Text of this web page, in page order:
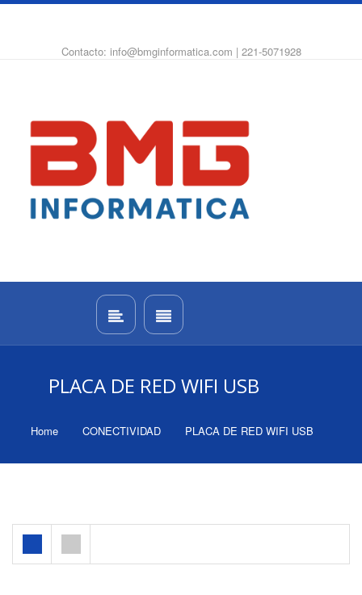
Contacto: info@bmginformatica.com | 221-5071928
PLACA DE RED WIFI USB
Home CONECTIVIDAD PLACA DE RED WIFI USB